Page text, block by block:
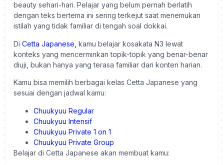
beauty sehari-hari. Pelajar yang belum pernah berlatih
dengan teks bertema ini sering terkejut saat menemukan
istilah yang tidak familiar di tengah soal dokkai.
Di Cetta Japanese, kamu belajar kosakata N3 lewat
konteks yang mencerminkan topik-topik yang benar-benar
diuji, bukan hanya yang terasa familiar dari konten harian.
Kamu bisa memilih berbagai kelas Cetta Japanese yang
sesuai dengan jadwal kamu:
Chuukyuu Regular
Chuukyuu Intensif
Chuukyuu Private 1 on 1
Chuukyuu Private Group
Belajar di Cetta Japanese akan membuat kamu: